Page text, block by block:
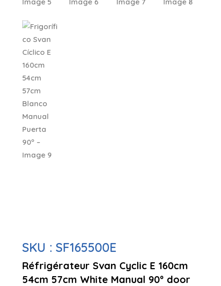
SKU : SF165500E
Réfrigérateur Svan Cyclic E 160cm
54cm 57cm White Manual 90º door